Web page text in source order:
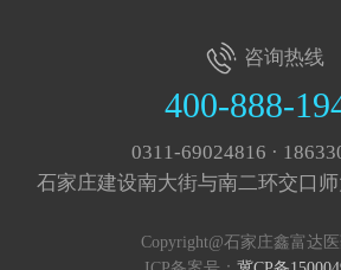
咨询热线
400-888-
0311-69024816 ·
石家庄建设南大街与南二环交口
Copyright@石家庄鑫富达